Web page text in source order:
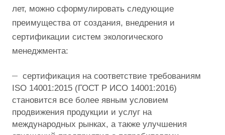
лет, можно сформулировать следующие
преимущества от создания, внедрения и
сертификации систем экологического
менеджмента:
сертификация на соответствие требованиям
ISO 14001:2015 (ГОСТ Р ИСО 14001:2016)
становится все более явным условием
продвижения продукции и услуг на
международных рынках, а также улучшения